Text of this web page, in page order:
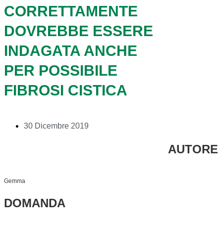
CORRETTAMENTE
DOVREBBE ESSERE
INDAGATA ANCHE
PER POSSIBILE
FIBROSI CISTICA
30 Dicembre 2019
AUTORE
Gemma
DOMANDA